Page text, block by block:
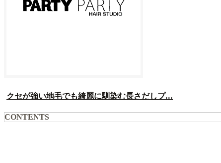
クセが強い地毛でも綺麗に馴染む長さだしプ...
CONTENTS